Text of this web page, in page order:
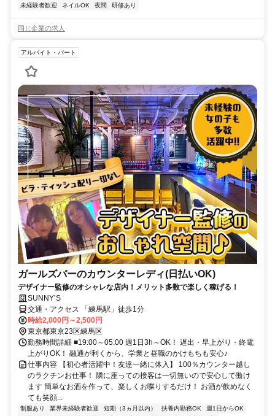
未経験者歓迎
ネイルOK 夜間 研修あり
同じ企業の求人
アルバイト・パート
ガールズバーのカウンターレディ(日払いOK)
デザイナー監修のオシャレな店内！メリット多数で楽しく稼げる！
SUNNY’S
交通・アクセス 「練馬駅」徒歩1分
時給2,000円～2,500円
東京都東京23区練馬区
勤務時間詳細 ■19:00～05:00 週1日3h～OK！ 遅出・早上がり・終電
上がりOK！ 融通が利くから、学業と昼職のかけもちも安心♪
仕事内容 【初心者活躍中！友達一緒に体入】 100％カウンター越し
のラクチンお仕事！ 隣に座っての接客は一切無いので安心して働け
ます 簡単なお酒を作って、楽しくお喋りするだけ！ お酒が飲めなく
ても笑顔...
制服あり 業界未経験者歓迎 短期（3ヵ月以内） 扶養内勤務OK
週1日からOK